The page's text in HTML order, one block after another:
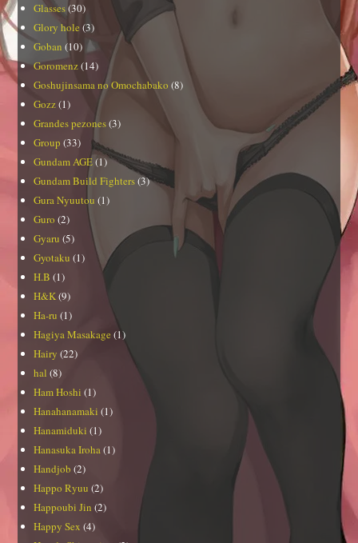
Glasses(30)
Glory hole (3)
Goban (10)
Goromenz(14)
Goshujinsama no Omochabako (8)
Gozz(1)
Grandes pezones(3)
Group (33)
Gundam AGE(1)
Gundam Build Fighters(3)
Gura Nyuutou (1)
Guro (2)
Gyaru (5)
Gyotaku (1)
H.B (1)
H&K(9)
Ha-ru (1)
Hagiya Masakage (1)
Hairy (22)
hal (8)
Ham Hoshi (1)
Hanahanamaki (1)
Hanamiduki (1)
Hanasuka Iroha(1)
Handjob (2)
Happo Ryuu (2)
Happoubi Jin (2)
Happy Sex (4)